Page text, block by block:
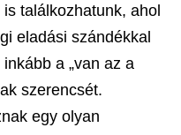
találkozhatunk, ahol
eladási szándékkal
a „van az a
szerencsét.
egy olyan